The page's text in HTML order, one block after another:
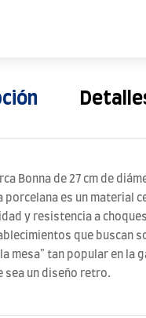
Bonna de 27 cm de
porcelana es un
y resistencia a
que buscan
mesa" tan popular en
sea un diseño retro.